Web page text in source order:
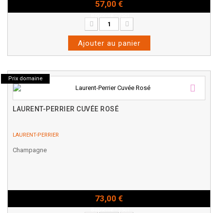
57,00 €
Ajouter au panier
Prix domaine
LAURENT-PERRIER CUVÉE ROSÉ
LAURENT-PERRIER
Champagne
73,00 €